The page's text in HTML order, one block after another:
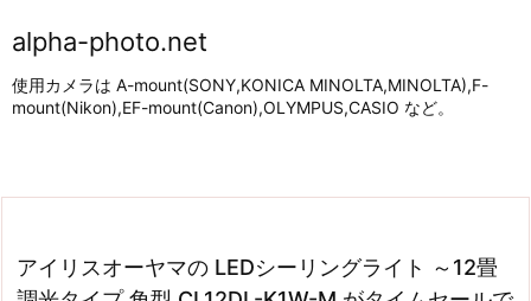
alpha-photo.net
使用カメラは A-mount(SONY,KONICA MINOLTA,MINOLTA),F-
mount(Nikon),EF-mount(Canon),OLYMPUS,CASIO など。
アイリスオーヤマの LEDシーリングライト ～12畳